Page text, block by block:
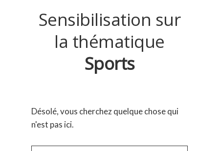
Sensibilisation sur
la thématique
Sports
Désolé, vous cherchez quelque chose qui
n'est pas ici.